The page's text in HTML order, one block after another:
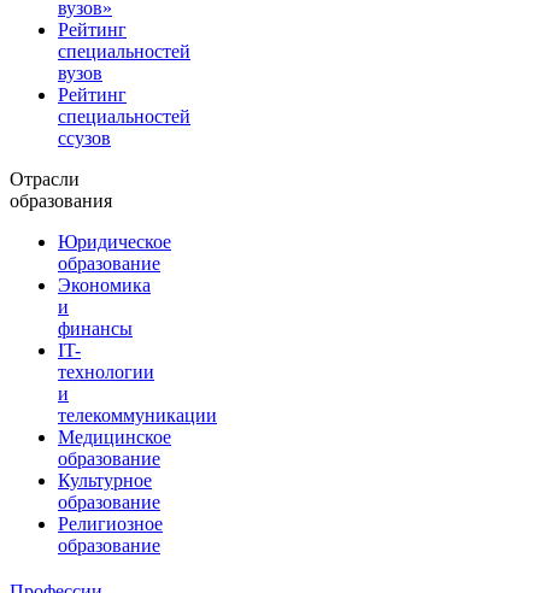
вузов»
Рейтинг
специальностей
вузов
Рейтинг
специальностей
ссузов
Отрасли
образования
Юридическое
образование
Экономика
и
финансы
IT-
технологии
и
телекоммуникации
Медицинское
образование
Культурное
образование
Религиозное
образование